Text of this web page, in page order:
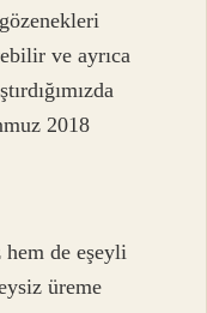
ve ayrıca
2018
hem de eşeyli
üreme